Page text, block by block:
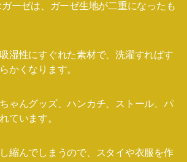
ーゼは、ガーゼ生地が二重になったも
湿性にすぐれた素材で、洗濯すればす
かくなります。
ゃんグッズ、ハンカチ、ストール、パ
ています。
縮んでしまうので、スタイや衣服を作